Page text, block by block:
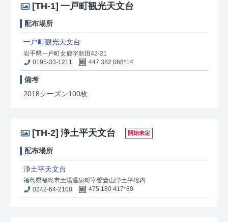
[TH-1] 一戸町観光天文台
配布場所
一戸町観光天文台
岩手県一戸町女鹿字新田42-21
0195-33-1211
447 382 068*14
備考
2018シーズン100枚
[TH-2] 浄土平天文台 開始未定
配布場所
浄土平天文台
福島県福島市土湯温泉町字鷲倉山浄土平地内
0242-64-2108
475 180 417*80